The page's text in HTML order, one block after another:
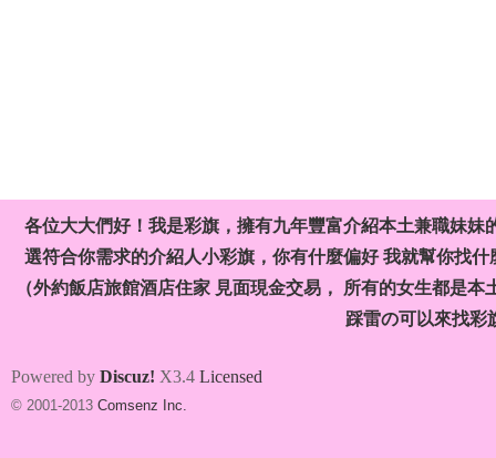
各位大大們好！我是彩旗，擁有九年豐富介紹本土兼職妹
選符合你需求的介紹人小彩旗，你有什麼偏好 我就幫你找
（外約飯店旅館酒店住家 見面現金交易， 所有的女生都是
踩雷の可以來找彩
Powered by Discuz! X3.4 Licensed
© 2001-2013 Comsenz Inc.